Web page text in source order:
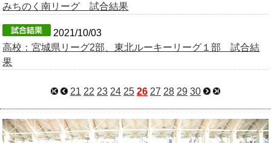
みちのく南リーグ 試合結果
2021/10/03
高校：宮城県リーグ2部、東北ルーキーリーグ１部 試合結
果
21 22 23 24 25 26 27 28 29 30